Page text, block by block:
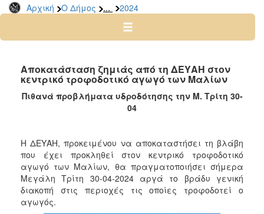
Αρχική Ο Δήμος ... 2024
2026
2024
2022
2021
2018
2017
2016
2015
Αποκατάσταση ζημιάς από τη ΔΕΥΑΗ στον
κεντρικό τροφοδοτικό αγωγό των Μαλίων
Πιθανά προβλήματα υδροδότησης την Μ. Τρίτη 30-
04
Η ΔΕΥΑΗ, προκειμένου να αποκαταστήσει τη βλάβη
που έχει προκληθεί στον κεντρικό τροφοδοτικό
αγωγό των Μαλίων, θα πραγματοποιήσει σήμερα
Μεγάλη Τρίτη 30-04-2024 αργά το βράδυ γενική
διακοπή στις περιοχές τις οποίες τροφοδοτεί ο
αγωγός.